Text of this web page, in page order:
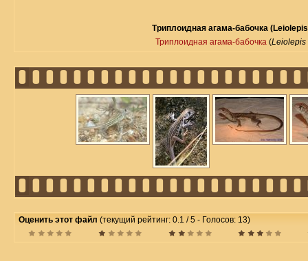
Триплоидная агама-бабочка
Триплоидная агама-бабочка (Leiolepis
Оценить этот файл (текущий рейтинг: 0.1 / 5 - Голосов: 13)